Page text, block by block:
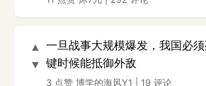
▲
▼
一旦战事大规模爆发，我国必
键时候能抵御外敌
3 点赞 博学的海风Y1 19 评论